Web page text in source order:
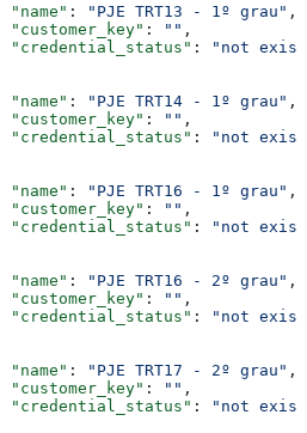
			"name"
: "PJE TRT13 - 1º grau" ,
			"customer_key"
: "" ,
			"credential_status"
:
"not
			"name"
: "PJE TRT14 - 1º grau" ,
			"customer_key"
: "" ,
			"credential_status"
:
"not
			"name"
: "PJE TRT16 - 1º grau" ,
			"customer_key"
: "" ,
			"credential_status"
:
"not
			"name"
: "PJE TRT16 - 2º grau" ,
			"customer_key"
: "" ,
			"credential_status"
:
"not
			"name"
: "PJE TRT17 - 2º grau" ,
			"customer_key"
: "" ,
			"credential_status"
:
"not